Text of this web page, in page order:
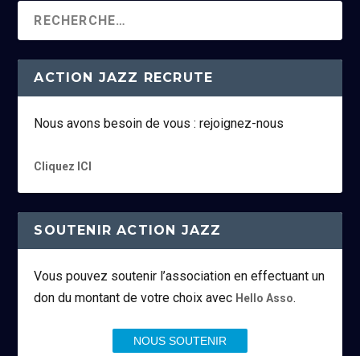
ACTION JAZZ RECRUTE
Nous avons besoin de vous : rejoignez-nous
Cliquez ICI
SOUTENIR ACTION JAZZ
Vous pouvez soutenir l’association en effectuant un
don du montant de votre choix avec Hello Asso.
NOUS SOUTENIR